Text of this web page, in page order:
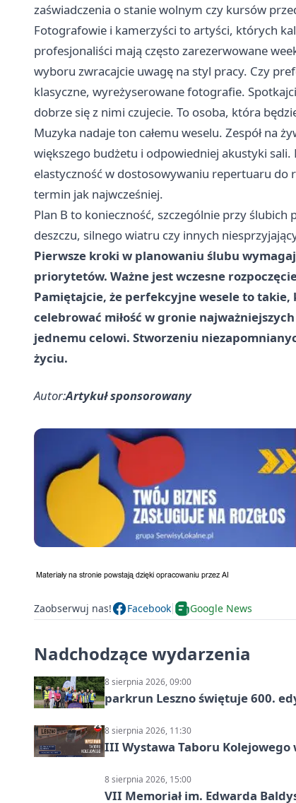
zaświadczenia o stanie wolnym czy kursów
Fotografowie i kamerzyści to artyści, których
profesjonaliści mają często zarezerwowane
wyboru zwracajcie uwagę na styl pracy. Czy
klasyczne, wyreżyserowane fotografie.
dobrze się z nimi czujecie. To osoba, która
Muzyka nadaje ton całemu weselu. Zespół na
większego budżetu i odpowiedniej akustyki
elastyczność w dostosowywaniu repertuaru do
termin jak najwcześniej.
Plan B to konieczność, szczególnie przy
deszczu, silnego wiatru czy innych
Pierwsze kroki w planowaniu ślubu
priorytetów. Ważne jest wczesne
Pamiętajcie, że perfekcyjne wesele to takie,
celebrować miłość w gronie
jednemu celowi. Stworzeniu
życiu.
Autor:Artykuł sponsorowany
Zaobserwuj nas! Facebook Google News
Nadchodzące wydarzenia
8 sierpnia 2026, 09:00
parkrun Leszno świętuje 600.
8 sierpnia 2026, 11:30
III Wystawa Taboru Kolejowego
8 sierpnia 2026, 15:00
VII Memoriał im. Edwarda